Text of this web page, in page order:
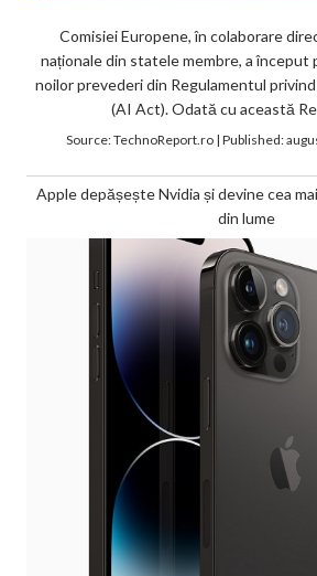
Comisiei Europene, în colaborare
naționale din statele membre, a început
noilor prevederi din Regulamentul
(AI Act). Odată cu această
Source:TechnoReport.ro| Published:
Apple depășește Nvidia și devine cea
din lume